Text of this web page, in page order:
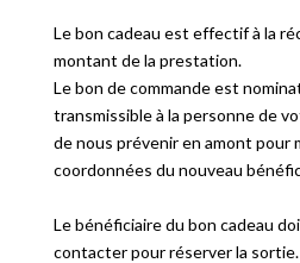
Le bon cadeau est effectif à la
montant de la prestation.
Le bon de commande est
transmissible à la personne de
de nous prévenir en amont pour
coordonnées du nouveau
Le bénéficiaire du bon cadeau
contacter pour réserver la sortie.